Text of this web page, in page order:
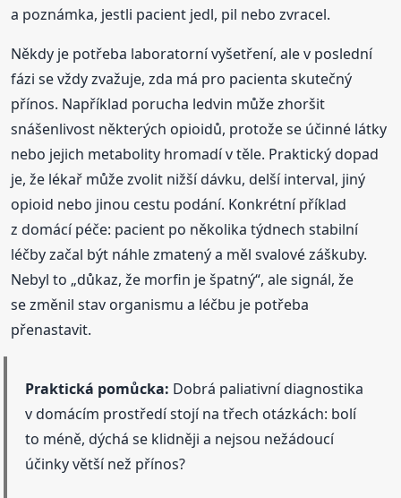
a poznámka, jestli pacient jedl, pil nebo zvracel.
Někdy je potřeba laboratorní vyšetření, ale v poslední
fázi se vždy zvažuje, zda má pro pacienta skutečný
přínos. Například porucha ledvin může zhoršit
snášenlivost některých opioidů, protože se účinné látky
nebo jejich metabolity hromadí v těle. Praktický dopad
je, že lékař může zvolit nižší dávku, delší interval, jiný
opioid nebo jinou cestu podání. Konkrétní příklad
z domácí péče: pacient po několika týdnech stabilní
léčby začal být náhle zmatený a měl svalové záškuby.
Nebyl to „důkaz, že morfin je špatný“, ale signál, že
se změnil stav organismu a léčbu je potřeba
přenastavit.
Praktická pomůcka: Dobrá paliativní diagnostika
v domácím prostředí stojí na třech otázkách: bolí
to méně, dýchá se klidněji a nejsou nežádoucí
účinky větší než přínos?